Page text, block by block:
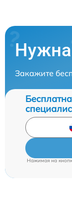
Нужна
Закажите
Нажимая на